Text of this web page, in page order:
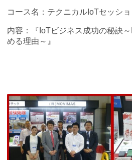
コース名：テクニカルIoTセッショ
内容：『IoTビジネス成功の秘訣
める理由～』